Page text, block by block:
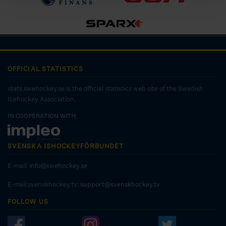
OFFICIAL STATISTICS
stats.swehockey.se is the official statistics web site of the Swedish
Icehockey Association.
IN COOPERATION WITH:
SVENSKA ISHOCKEYFÖRBUNDET
E-mail: info@swehockey.se
E-mail:svenskhockey.tv: support@svenskhockey.tv
FOLLOW US